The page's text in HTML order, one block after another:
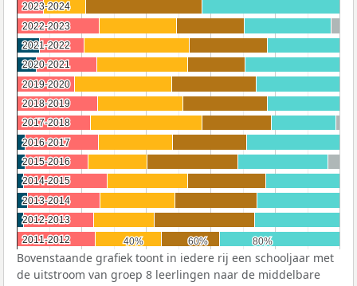
40%
40% 60%
60% 80%
80%
2023-2024
2023-2024
2022-2023
2022-2023
2021-2022
2021-2022
2020-2021
2020-2021
2019-2020
2019-2020
2018-2019
2018-2019
2017-2018
2017-2018
2016-2017
2016-2017
2015-2016
2015-2016
2014-2015
2014-2015
2013-2014
2013-2014
2012-2013
2012-2013
2011-2012
2011-2012
Bovenstaande grafiek toont in iedere rij een schooljaar met
de uitstroom van groep 8 leerlingen naar de middelbare